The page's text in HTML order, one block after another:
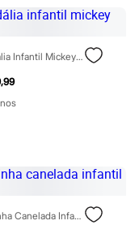
Sandália Infantil Mickey Cinza
Calcinha Canelada Infantil Rosa